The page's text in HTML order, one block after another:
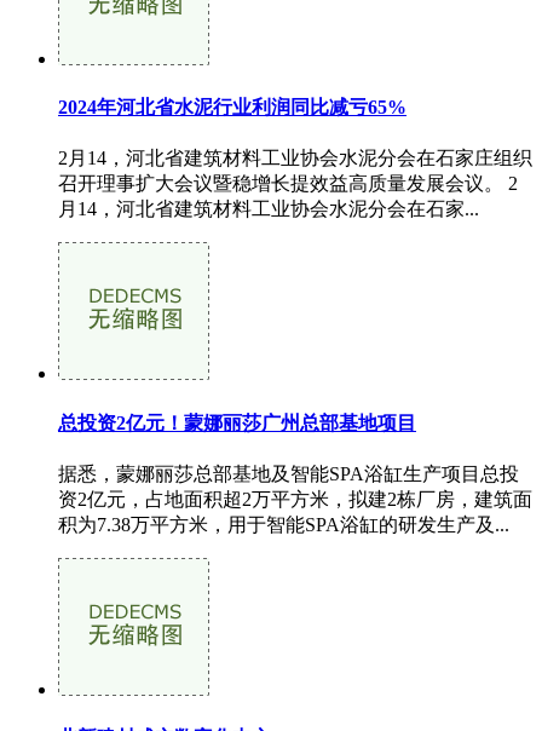
2024年河北省水泥行业利润同比减亏65%
2月14，河北省建筑材料工业协会水泥分会在石家庄组织
召开理事扩大会议暨稳增长提效益高质量发展会议。 2
月14，河北省建筑材料工业协会水泥分会在石家...
总投资2亿元！蒙娜丽莎广州总部基地项目
据悉，蒙娜丽莎总部基地及智能SPA浴缸生产项目总投
资2亿元，占地面积超2万平方米，拟建2栋厂房，建筑面
积为7.38万平方米，用于智能SPA浴缸的研发生产及...